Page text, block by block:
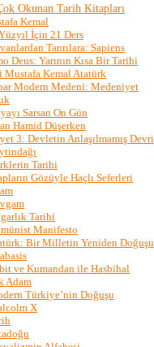
Okunan Tarih Kitapları
Kemal
İçin 21 Ders
Tanrılara: Sapiens
Deus: Yarının Kısa Bir Tarihi
Mustafa Kemal Atatürk
Modern Medeni: Medeniyet
Sarsan On Gün
Hamid Düşerken
3: Devletin Anlaşılmamış Devri
Tarihi
Gözüyle Haçlı Seferleri
Tarihi
Manifesto
Bir Milletin Yeniden Doğuşu
ve Kumandan ile Hasbihal
Adam
Türkiye’nin Doğuşu
X